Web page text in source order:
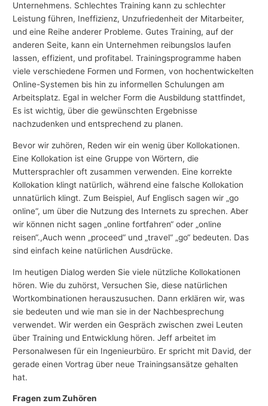
Unternehmens. Schlechtes Training kann zu schlechter
Leistung führen, Ineffizienz, Unzufriedenheit der Mitarbeiter,
und eine Reihe anderer Probleme. Gutes Training, auf der
anderen Seite, kann ein Unternehmen reibungslos laufen
lassen, effizient, und profitabel. Trainingsprogramme haben
viele verschiedene Formen und Formen, von hochentwickelten
Online-Systemen bis hin zu informellen Schulungen am
Arbeitsplatz. Egal in welcher Form die Ausbildung stattfindet,
Es ist wichtig, über die gewünschten Ergebnisse
nachzudenken und entsprechend zu planen.
Bevor wir zuhören, Reden wir ein wenig über Kollokationen.
Eine Kollokation ist eine Gruppe von Wörtern, die
Muttersprachler oft zusammen verwenden. Eine korrekte
Kollokation klingt natürlich, während eine falsche Kollokation
unnatürlich klingt. Zum Beispiel, Auf Englisch sagen wir „go
online“, um über die Nutzung des Internets zu sprechen. Aber
wir können nicht sagen „online fortfahren“ oder „online
reisen“.,Auch wenn „proceed“ und „travel“ „go“ bedeuten. Das
sind einfach keine natürlichen Ausdrücke.
Im heutigen Dialog werden Sie viele nützliche Kollokationen
hören. Wie du zuhörst, Versuchen Sie, diese natürlichen
Wortkombinationen herauszusuchen. Dann erklären wir, was
sie bedeuten und wie man sie in der Nachbesprechung
verwendet. Wir werden ein Gespräch zwischen zwei Leuten
über Training und Entwicklung hören. Jeff arbeitet im
Personalwesen für ein Ingenieurbüro. Er spricht mit David, der
gerade einen Vortrag über neue Trainingsansätze gehalten
hat.
Fragen zum Zuhören